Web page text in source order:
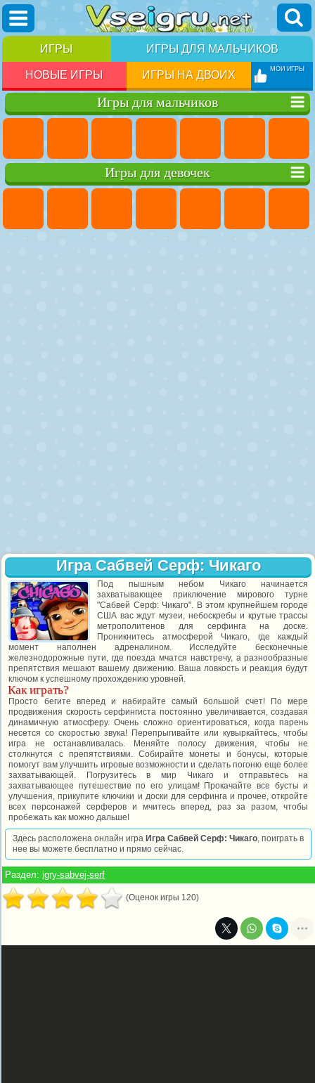
ИГРЫ ИГРЫ ДЛЯ МАЛЬЧИКОВ
НОВЫЕ ИГРЫ ИГРЫ НА ДВОИХ МОИ ИГРЫ
Игры для мальчиков
Игры для девочек
Игра Сабвей Серф: Чикаго
Под пышным небом Чикаго начинается
захватывающее приключение мирового турне
"Сабвей Серф: Чикаго". В этом крупнейшем городе
США вас ждут музеи, небоскребы и крутые трассы
метрополитенов для серфинга на доске.
Проникнитесь атмосферой Чикаго, где каждый
момент наполнен адреналином. Исследуйте бесконечные
железнодорожные пути, где поезда мчатся навстречу, а разнообразные
препятствия мешают вашему движению. Ваша ловкость и реакция будут
ключом к успешному прохождению уровней.
Как играть?
Просто бегите вперед и набирайте самый большой счет! По мере
продвижения скорость серфингиста постоянно увеличивается, создавая
динамичную атмосферу. Очень сложно ориентироваться, когда парень
несется со скоростью звука! Перепрыгивайте или кувыркайтесь, чтобы
игра не останавливалась. Меняйте полосу движения, чтобы не
столкнутся с препятствиями. Собирайте монеты и бонусы, которые
помогут вам улучшить игровые возможности и сделать погоню еще более
захватывающей. Погрузитесь в мир Чикаго и отправьтесь на
захватывающее путешествие по его улицам! Прокачайте все бусты и
улучшения, прикупите ключики и доски для серфинга и прочее, откройте
всех персонажей серферов и мчитесь вперед, раз за разом, чтобы
пробежать как можно дальше!
Здесь расположена онлайн игра Игра Сабвей Серф: Чикаго, поиграть в
нее вы можете бесплатно и прямо сейчас.
Раздел:igry-sabvej-serf
(Оценок игры 120)